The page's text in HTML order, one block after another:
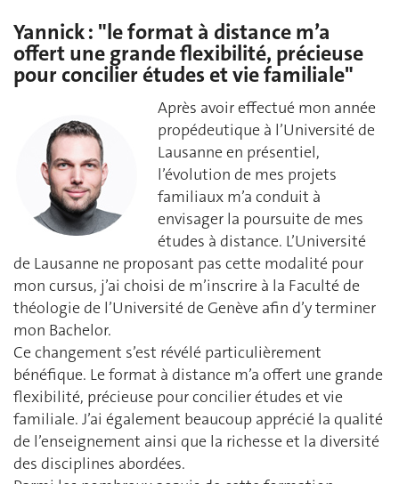
Yannick : "le format à distance m’a
offert une grande flexibilité, précieuse
pour concilier études et vie familiale"
Après avoir effectué mon année
propédeutique à l’Université de
Lausanne en présentiel,
l’évolution de mes projets
familiaux m’a conduit à
envisager la poursuite de mes
études à distance. L’Université
de Lausanne ne proposant pas cette modalité pour
mon cursus, j’ai choisi de m’inscrire à la Faculté de
théologie de l’Université de Genève afin d’y terminer
mon Bachelor.
Ce changement s’est révélé particulièrement
bénéfique. Le format à distance m’a offert une grande
flexibilité, précieuse pour concilier études et vie
familiale. J’ai également beaucoup apprécié la qualité
de l’enseignement ainsi que la richesse et la diversité
des disciplines abordées.